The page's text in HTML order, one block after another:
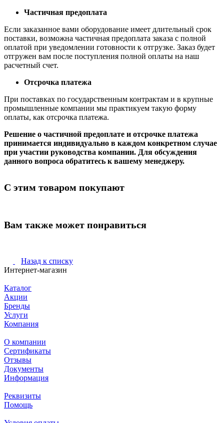
Частичная предоплата
Если заказанное вами оборудование имеет длительный срок
поставки, возможна частичная предоплата заказа с полной
оплатой при уведомлении готовности к отгрузке. Заказ будет
отгружен вам после поступления полной оплаты на наш
расчетный счет.
Отсрочка платежа
При поставках по государственным контрактам и в крупные
промышленные компании мы практикуем такую форму
оплаты, как отсрочка платежа.
Решение о частичной предоплате и отсрочке платежа
принимается индивидуально в каждом конкретном случае
при участии руководства компании. Для обсуждения
данного вопроса обратитесь к вашему менеджеру.
С этим товаром покупают
Вам также может понравиться
Назад к списку
Интернет-магазин
Каталог
Акции
Бренды
Услуги
Компания
О компании
Сертификаты
Отзывы
Документы
Информация
Реквизиты
Помощь